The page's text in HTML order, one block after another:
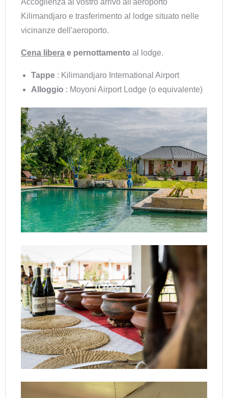
Accoglienza al vostro arrivo all'aeroporto
Kilimandjaro e trasferimento al lodge situato nelle
vicinanze dell'aeroporto.
Cena libera e pernottamento al lodge.
Tappe : Kilimandjaro International Airport
Alloggio : Moyoni Airport Lodge (o equivalente)